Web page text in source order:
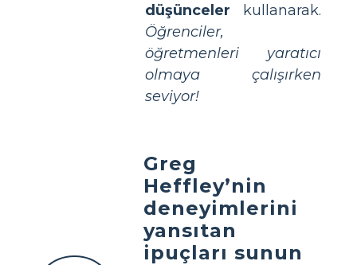
düşünceler kullanarak.
Öğrenciler,
öğretmenleri yaratıcı
olmaya çalışırken
seviyor!
Greg
Heffley’nin
deneyimlerini
yansıtan
ipuçları sunun